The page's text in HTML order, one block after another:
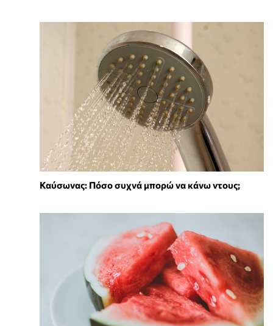
Καύσωνας: Πόσο συχνά μπορώ να κάνω ντους;